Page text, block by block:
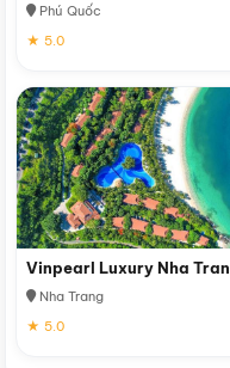
Phú Quốc
★ 5.0
Vinpearl Luxury Nha
Nha Trang
★ 5.0